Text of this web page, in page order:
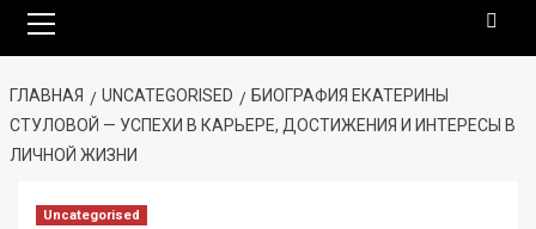
меню
ГЛАВНАЯ UNCATEGORISED
БИОГРАФИЯ ЕКАТЕРИНЫ
СТУЛОВОЙ — УСПЕХИ В КАРЬЕРЕ, ДОСТИЖЕНИЯ И ИНТЕРЕСЫ В
ЛИЧНОЙ ЖИЗНИ
Uncategorised